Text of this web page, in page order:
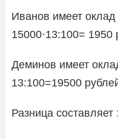
Иванов имеет
15000·13:100= 1950
Деминов имеет
13:100=19500
Разница